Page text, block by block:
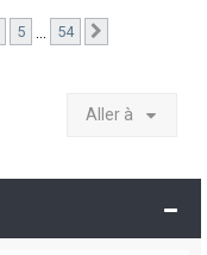
5 54
Aller à